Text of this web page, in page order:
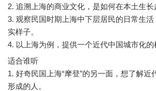
2. 追溯上海的商业文化，是如何在本土生长
3. 观察民国时期上海中下层居民的日常生活
实样子。
适合谁听
1. 好奇民国上海“摩登”的另一面，想了解近
形成的人。